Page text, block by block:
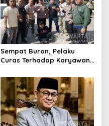
Sempat Buron, Pelaku
Curas Terhadap Karyawan
Ditangkap Polisi